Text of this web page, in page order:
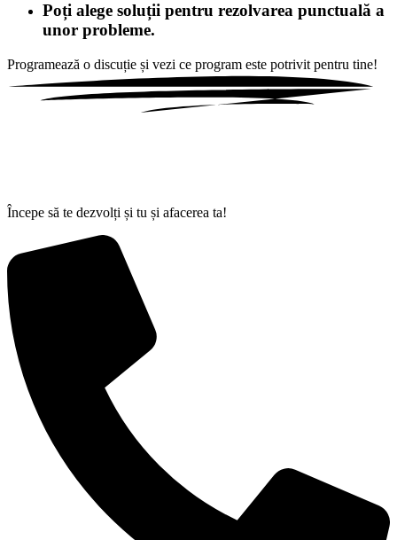
Poți alege soluții pentru rezolvarea punctuală a
unor probleme.
Programează o discuție și vezi ce program este potrivit pentru tine!
Începe să te dezvolți și tu și afacerea ta!